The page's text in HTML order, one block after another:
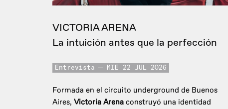
VICTORIA ARENA
La intuición antes que la perfección
Entrevista MIE 22 JUL 2026
Formada en el circuito underground de Buenos
Aires, Victoria Arena construyó una identidad